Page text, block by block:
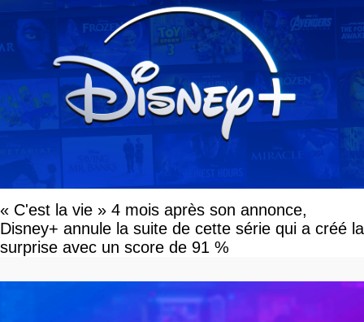
« C'est la vie » 4 mois après son annonce,
Disney+ annule la suite de cette série qui a créé la
surprise avec un score de 91 %